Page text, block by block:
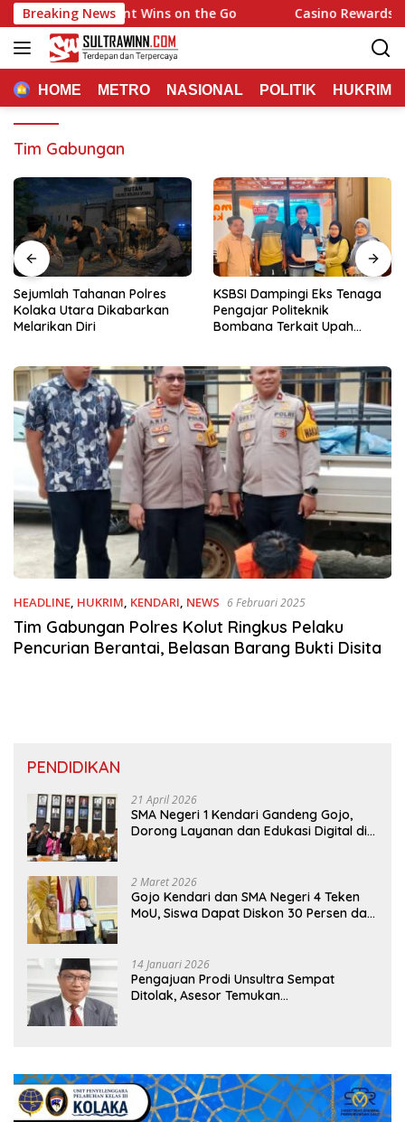
Langsung
ke
konten
Breaking News
and Instant Wins on the Go Casino Rewards
HOME METRO NASIONAL POLITIK HUKRIM
Tim Gabungan
Sejumlah Tahanan Polres
Kolaka Utara Dikabarkan
Melarikan Diri
KSBSI Dampingi Eks Tenaga
Pengajar Politeknik
Bombana Terkait Upah
HEADLINE, HUKRIM, KENDARI, NEWS 6 Februari 2025
Tim Gabungan Polres Kolut Ringkus Pelaku
Pencurian Berantai, Belasan Barang Bukti Disita
PENDIDIKAN
21 April 2026
SMA Negeri 1 Kendari Gandeng Gojo,
Dorong Layanan dan Edukasi Digital di
2 Maret 2026
Gojo Kendari dan SMA Negeri 4 Teken
MoU, Siswa Dapat Diskon 30 Persen dan
14 Januari 2026
Pengajuan Prodi Unsultra Sempat
Ditolak, Asesor Temukan